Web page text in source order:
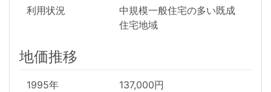
利用状況
中規模一般住宅の多い既成
住宅地域
地価推移
1995年 137,000円